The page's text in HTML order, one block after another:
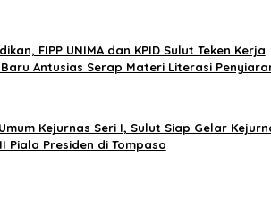
FIPP UNIMA dan KPID Sulut Teken Kerja
Antusias Serap Materi Literasi
Kejurnas Seri I, Sulut Siap Gelar
Piala Presiden di Tompaso